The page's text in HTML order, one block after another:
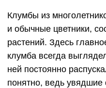
Клумбы из
и обычные цветники,
растений. Здесь
клумба всегда
ней постоянно
понятно, ведь увядшие